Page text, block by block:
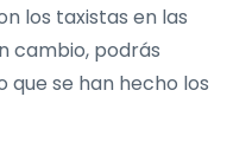
los taxistas en las
cambio, podrás
que se han hecho los